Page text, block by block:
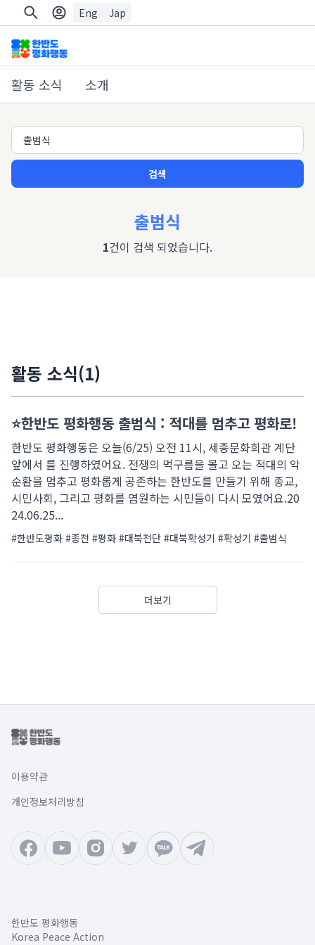
Eng Jap
활동 소식 소개
검색
출범식
1건이 검색 되었습니다.
활동 소식(1)
⭐️한반도 평화행동 출범식 : 적대를 멈추고 평화로!
한반도 평화행동은 오늘(6/25) 오전 11시, 세종문화회관 계단
앞에서 를 진행하였어요. 전쟁의 먹구름을 몰고 오는 적대의 악
순환을 멈추고 평화롭게 공존하는 한반도를 만들기 위해 종교,
시민사회, 그리고 평화를 염원하는 시민들이 다시 모였어요.20
24.06.25...
#한반도평화 #종전 #평화 #대북전단 #대북확성기 #확성기 #출범식
더보기
이용약관
개인정보처리방침
한반도 평화행동
Korea Peace Action